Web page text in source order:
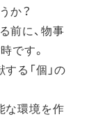
か？
前に、物事
です。
る「個」の
な環境を作